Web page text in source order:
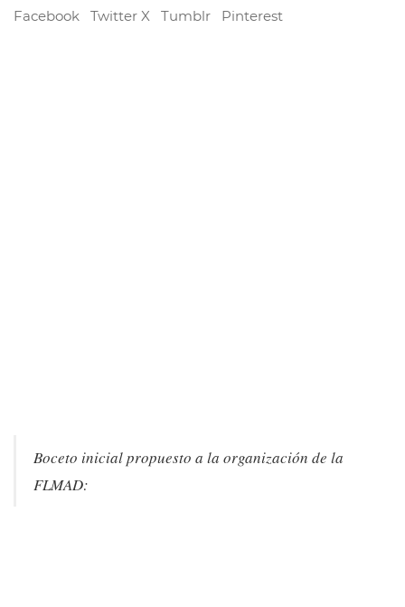
Facebook Twitter X Tumblr Pinterest
Boceto inicial propuesto a la organización de la
FLMAD: